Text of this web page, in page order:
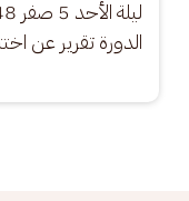
الدورة تقرير عن